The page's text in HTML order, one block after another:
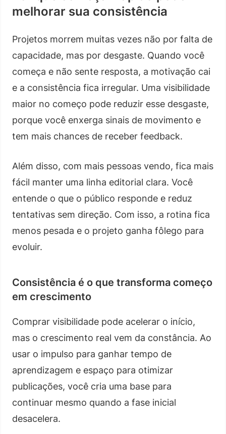
melhorar sua consistência
Projetos morrem muitas vezes não por falta de
capacidade, mas por desgaste. Quando você
começa e não sente resposta, a motivação cai
e a consistência fica irregular. Uma visibilidade
maior no começo pode reduzir esse desgaste,
porque você enxerga sinais de movimento e
tem mais chances de receber feedback.
Além disso, com mais pessoas vendo, fica mais
fácil manter uma linha editorial clara. Você
entende o que o público responde e reduz
tentativas sem direção. Com isso, a rotina fica
menos pesada e o projeto ganha fôlego para
evoluir.
Consistência é o que transforma começo
em crescimento
Comprar visibilidade pode acelerar o início,
mas o crescimento real vem da constância. Ao
usar o impulso para ganhar tempo de
aprendizagem e espaço para otimizar
publicações, você cria uma base para
continuar mesmo quando a fase inicial
desacelera.